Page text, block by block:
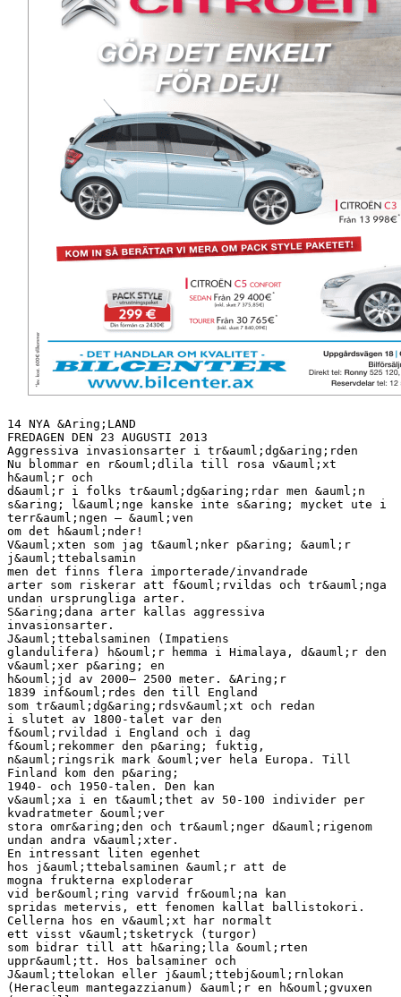
14 NYA &Aring;LAND
FREDAGEN DEN 23 AUGUSTI 2013
Aggressiva invasionsarter i tr&auml;dg&aring;rden
Nu blommar en r&ouml;dlila till rosa v&auml;xt
h&auml;r och
d&auml;r i folks tr&auml;dg&aring;rdar men &auml;n
s&aring; l&auml;nge kanske inte s&aring; mycket ute i
terr&auml;ngen – &auml;ven
om det h&auml;nder!
V&auml;xten som jag t&auml;nker p&aring; &auml;r
j&auml;ttebalsamin
men det finns flera importerade/invandrade
arter som riskerar att f&ouml;rvildas och tr&auml;nga
undan ursprungliga arter.
S&aring;dana arter kallas aggressiva
invasionsarter.
J&auml;ttebalsaminen (Impatiens
glandulifera) h&ouml;r hemma i Himalaya, d&auml;r den
v&auml;xer p&aring; en
h&ouml;jd av 2000– 2500 meter. &Aring;r
1839 inf&ouml;rdes den till England
som tr&auml;dg&aring;rdsv&auml;xt och redan
i slutet av 1800-talet var den
f&ouml;rvildad i England och i dag
f&ouml;rekommer den p&aring; fuktig,
n&auml;ringsrik mark &ouml;ver hela Europa. Till
Finland kom den p&aring;
1940- och 1950-talen. Den kan
v&auml;xa i en t&auml;thet av 50-100 individer per
kvadratmeter &ouml;ver
stora omr&aring;den och tr&auml;nger d&auml;rigenom
undan andra v&auml;xter.
En intressant liten egenhet
hos j&auml;ttebalsaminen &auml;r att de
mogna frukterna exploderar
vid ber&ouml;ring varvid fr&ouml;na kan
spridas metervis, ett fenomen kallat ballistokori.
Cellerna hos en v&auml;xt har normalt
ett visst v&auml;tsketryck (turgor)
som bidrar till att h&aring;lla &ouml;rten
uppr&auml;tt. Hos balsaminer och
J&auml;ttelokan eller j&auml;ttebj&ouml;rnlokan
(Heracleum mantegazzianum) &auml;r en h&ouml;gvuxen